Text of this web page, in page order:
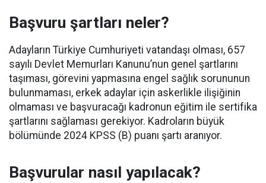
Başvuru şartları neler?
Adayların Türkiye Cumhuriyeti vatandaşı olması, 657
sayılı Devlet Memurları Kanunu’nun genel şartlarını
taşıması, görevini yapmasına engel sağlık sorununun
bulunmaması, erkek adaylar için askerlikle ilişiğinin
olmaması ve başvuracağı kadronun eğitim ile sertifika
şartlarını sağlaması gerekiyor. Kadroların büyük
bölümünde 2024 KPSS (B) puanı şartı aranıyor.
Başvurular nasıl yapılacak?